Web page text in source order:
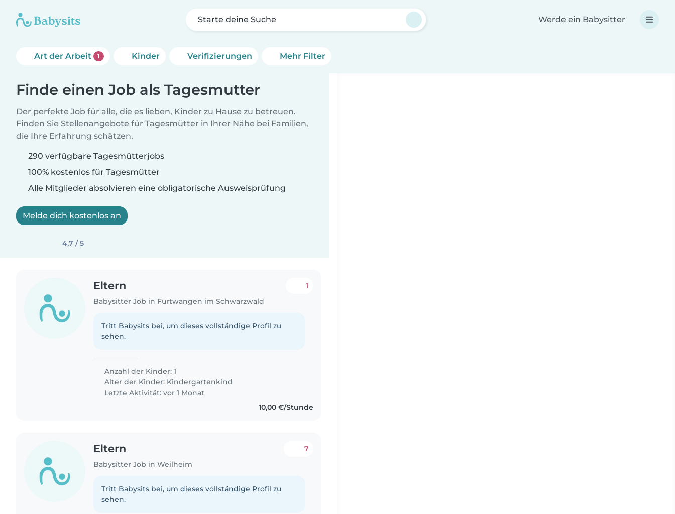
Starte deine Suche Werde ein Babysitter
Art der Arbeit 1 Kinder Verifizierungen Mehr Filter
Finde einen Job als Tagesmutter
Der perfekte Job für alle, die es lieben, Kinder zu Hause zu betreuen.
Finden Sie Stellenangebote für Tagesmütter in Ihrer Nähe bei Familien,
die Ihre Erfahrung schätzen.
290 verfügbare Tagesmütterjobs
100% kostenlos für Tagesmütter
Alle Mitglieder absolvieren eine obligatorische Ausweisprüfung
Melde dich kostenlos an
4,7 / 5
Eltern
Babysitter Job in Furtwangen im Schwarzwald
1
Tritt Babysits bei, um dieses vollständige Profil zu
sehen.
Anzahl der Kinder: 1
Alter der Kinder: Kindergartenkind
Letzte Aktivität: vor 1 Monat
10,00 €/Stunde
Eltern
Babysitter Job in Weilheim
7
Tritt Babysits bei, um dieses vollständige Profil zu
sehen.